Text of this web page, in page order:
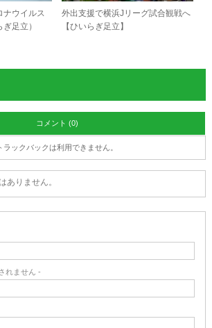
ナウイルス
足立）
外出支援で横浜Jリーグ試合観戦へ
【ひいらぎ足立】
コメント (0)
ラックバックは利用できません。
ありません。
れません -